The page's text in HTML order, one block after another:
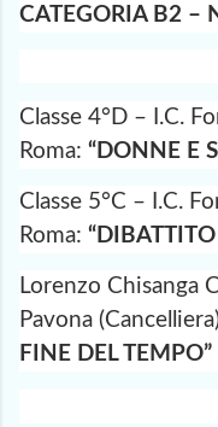
CATEGORIA B2 –
Classe 4°D – I.C.
Roma: “DONNE E
Classe 5°C – I.C.
Roma:
Lorenzo Chisanga
Pavona
FINE DEL TEMPO”